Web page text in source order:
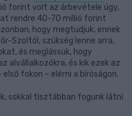
forint volt az árbevétele úgy,
rendre 40-70 millió forint
hogy megtudjuk, ennek
Szoltól, szükség lenne arra,
és meglássuk, hogy
alvállalkozókra, és kik ezek az
fokon – elérni a bíróságon.
sokkal tisztábban fogunk látni